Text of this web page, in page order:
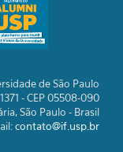
de São Paulo
- CEP 05508-090
São Paulo - Brasil
contato@if.usp.br